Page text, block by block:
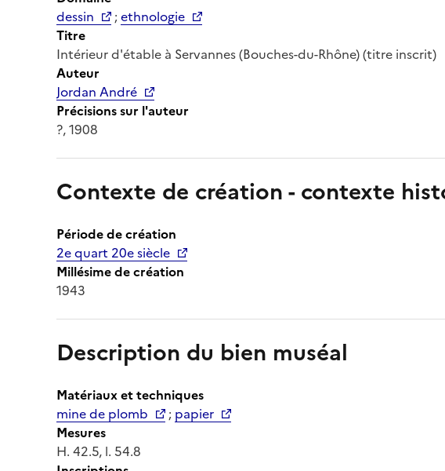
dessin
;ethnologie
Titre
Intérieur d'étable à Servannes (Bouches-du-Rhône) (titre inscrit)
Auteur
Jordan André
Précisions sur l'auteur
?, 1908
Contexte de création - contexte
Période de création
2e quart 20e siècle
Millésime de création
1943
Description du bien muséal
Matériaux et techniques
mine de plomb
; papier
Mesures
H. 42.5, l. 54.8